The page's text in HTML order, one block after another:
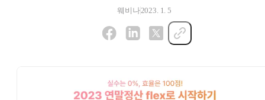
웨비나2023. 1. 5